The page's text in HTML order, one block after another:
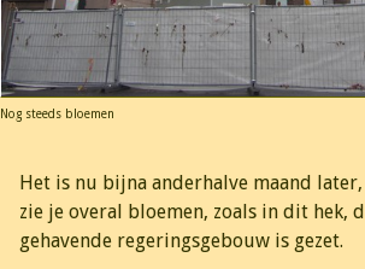
Nog steeds bloemen
Het is nu bijna anderhalve maand
zie je overal bloemen, zoals in dit hek,
gehavende regeringsgebouw is gezet.